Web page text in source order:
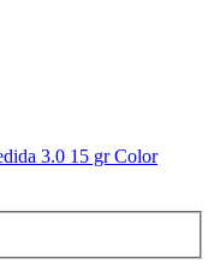
3.0 15 gr Color